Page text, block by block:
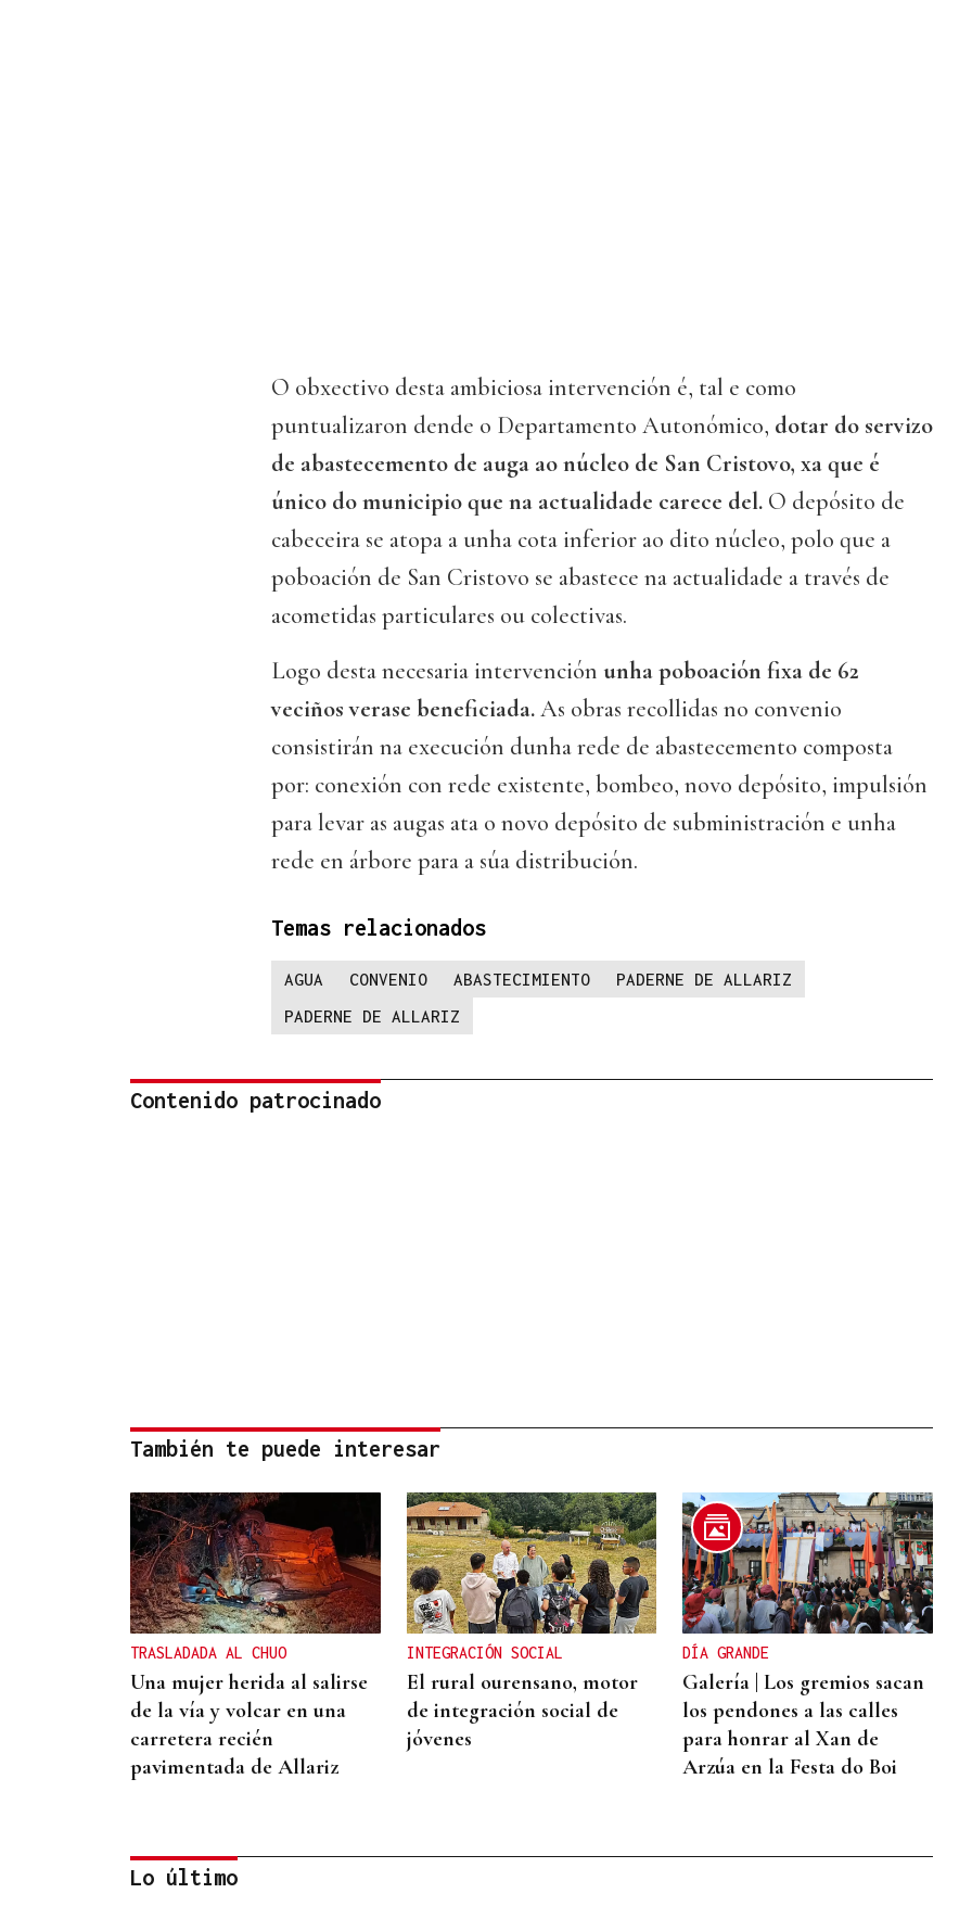
O obxectivo desta ambiciosa intervención é, tal e como
puntualizaron dende o Departamento Autonómico, dotar do servizo
de abastecemento de auga ao núcleo de San Cristovo, xa que é
único do municipio que na actualidade carece del. O depósito de
cabeceira se atopa a unha cota inferior ao dito núcleo, polo que a
poboación de San Cristovo se abastece na actualidade a través de
acometidas particulares ou colectivas.
Logo desta necesaria intervención unha poboación fixa de 62
veciños verase beneficiada.As obras recollidas no convenio
consistirán na execución dunha rede de abastecemento composta
por: conexión con rede existente, bombeo, novo depósito, impulsión
para levar as augas ata o novo depósito de subministración e unha
rede en árbore para a súa distribución.
Temas relacionados
AGUA CONVENIO ABASTECIMIENTO
PADERNE DE ALLARIZ
PADERNE DE ALLARIZ
Contenido patrocinado
También te puede interesar
TRASLADADA AL CHUO
Una mujer herida al salirse
de la vía y volcar en una
carretera recién
pavimentada de Allariz
INTEGRACIÓN SOCIAL
El rural ourensano, motor
de integración social de
jóvenes
DÍA GRANDE
Galería | Los gremios sacan
los pendones a las calles
para honrar al Xan de
Arzúa en la Festa do Boi
Lo último